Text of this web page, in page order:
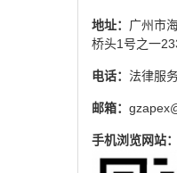
地址： 广州市
桥头1号之一
电话： 法律服
邮箱：
手机浏览网站：